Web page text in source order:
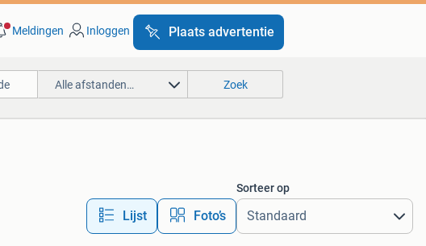
Meldingen Inloggen Plaats advertentie
Alle afstanden… Zoek
Lijst Foto’s
Sorteer op